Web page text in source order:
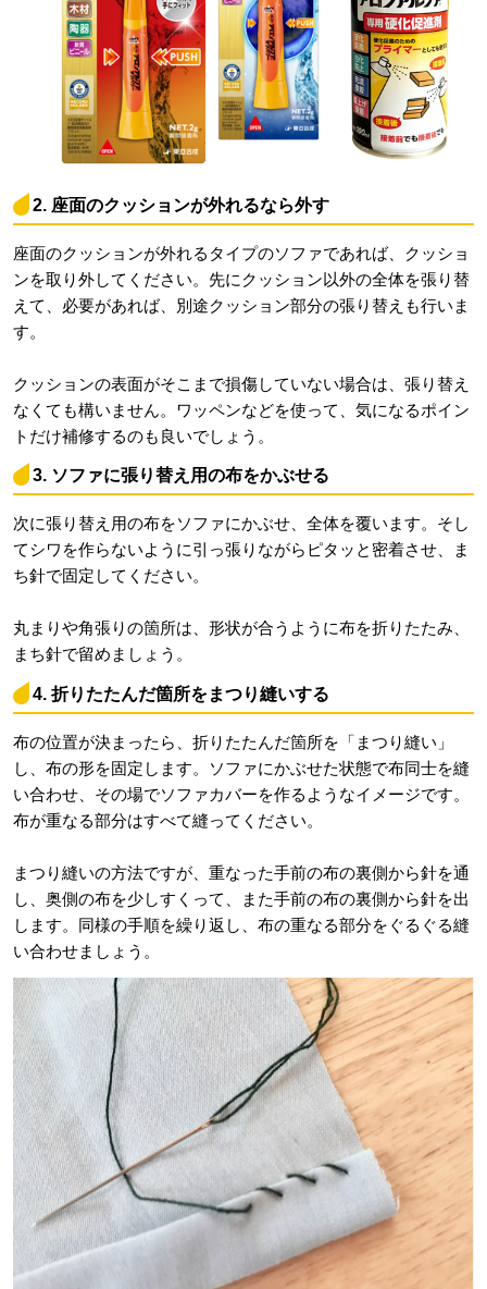
2. 座面のクッションが外れるなら外す
座面のクッションが外れるタイプのソファであれば、クッショ
ンを取り外してください。先にクッション以外の全体を張り替
えて、必要があれば、別途クッション部分の張り替えも行いま
す。
クッションの表面がそこまで損傷していない場合は、張り替え
なくても構いません。ワッペンなどを使って、気になるポイン
トだけ補修するのも良いでしょう。
3. ソファに張り替え用の布をかぶせる
次に張り替え用の布をソファにかぶせ、全体を覆います。そし
てシワを作らないように引っ張りながらピタッと密着させ、ま
ち針で固定してください。
丸まりや角張りの箇所は、形状が合うように布を折りたたみ、
まち針で留めましょう。
4. 折りたたんだ箇所をまつり縫いする
布の位置が決まったら、折りたたんだ箇所を「まつり縫い」
し、布の形を固定します。ソファにかぶせた状態で布同士を縫
い合わせ、その場でソファカバーを作るようなイメージです。
布が重なる部分はすべて縫ってください。
まつり縫いの方法ですが、重なった手前の布の裏側から針を通
し、奥側の布を少しすくって、また手前の布の裏側から針を出
します。同様の手順を繰り返し、布の重なる部分をぐるぐる縫
い合わせましょう。